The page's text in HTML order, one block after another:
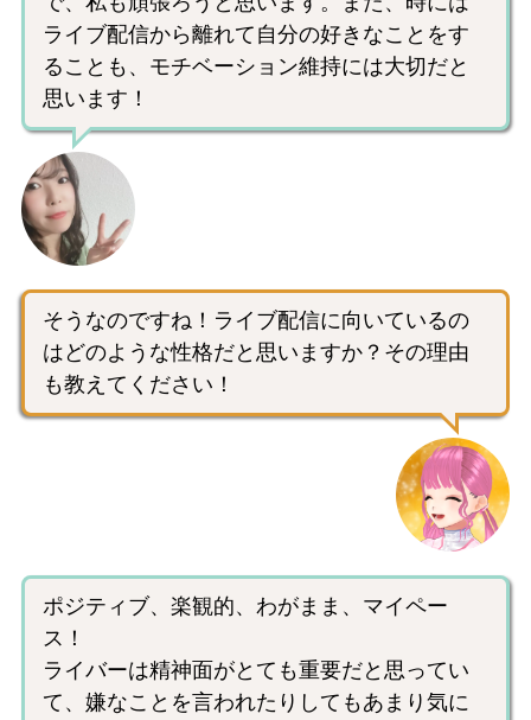
ライブ配信から離れて自分の好きなことをす
ることも、モチベーション維持には大切だと
思います！
そうなのですね！ライブ配信に向いているの
はどのような性格だと思いますか？その理由
も教えてください！
ポジティブ、楽観的、わがまま、マイペー
ス！
ライバーは精神面がとても重要だと思ってい
て、嫌なことを言われたりしてもあまり気に